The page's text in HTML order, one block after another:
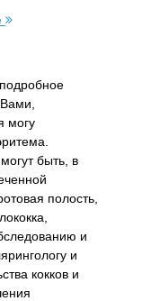
могу
быть, в
полость,
и
и
кокков и